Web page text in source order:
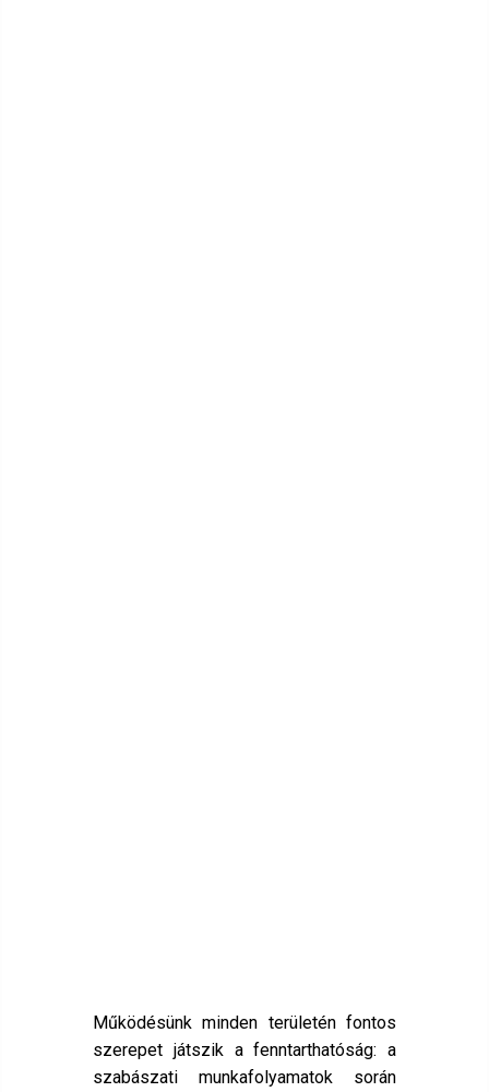
Működésünk minden területén fontos
szerepet játszik a fenntarthatóság: a
szabászati munkafolyamatok során